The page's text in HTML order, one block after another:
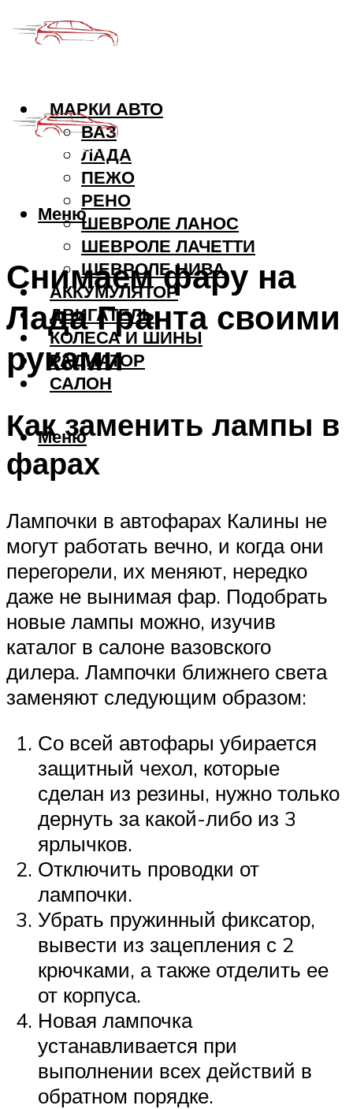
МАРКИ АВТО
ВАЗ
ЛАДА
ПЕЖО
РЕНО
ШЕВРОЛЕ ЛАНОС
ШЕВРОЛЕ ЛАЧЕТТИ
ШЕВРОЛЕ НИВА
АККУМУЛЯТОР
ДВИГАТЕЛЬ
КОЛЕСА И ШИНЫ
РАДИАТОР
САЛОН
Меню
Меню
Снимаем фару на
Лада Гранта своими
руками
Как заменить лампы в
фарах
Лампочки в автофарах Калины не
могут работать вечно, и когда они
перегорели, их меняют, нередко
даже не вынимая фар. Подобрать
новые лампы можно, изучив
каталог в салоне вазовского
дилера. Лампочки ближнего света
заменяют следующим образом:
Со всей автофары убирается
защитный чехол, которые
сделан из резины, нужно только
дернуть за какой-либо из 3
ярлычков.
Отключить проводки от
лампочки.
Убрать пружинный фиксатор,
вывести из зацепления с 2
крючками, а также отделить ее
от корпуса.
Новая лампочка
устанавливается при
выполнении всех действий в
обратном порядке.